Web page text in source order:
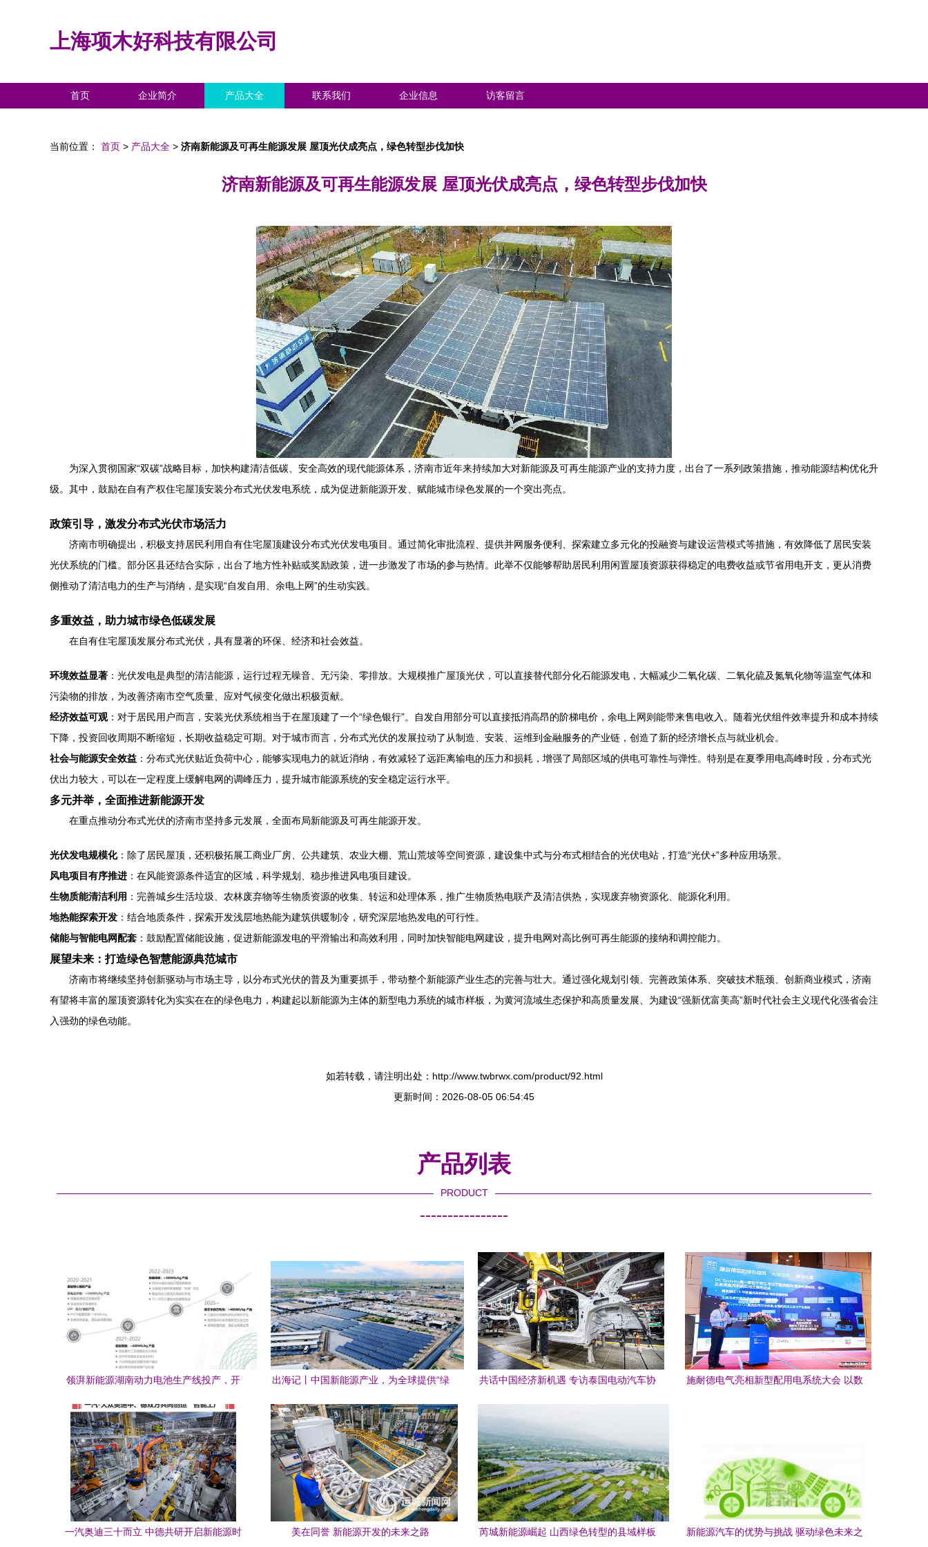
上海项木好科技有限公司
首页 企业简介 产品大全 联系我们 企业信息 访客留言
当前位置： 首页 > 产品大全 > 济南新能源及可再生能源发展 屋顶光伏成亮点，绿色转型步伐加快
济南新能源及可再生能源发展 屋顶光伏成亮点，绿色转型步伐加快
为深入贯彻国家“双碳”战略目标，加快构建清洁低碳、安全高效的现代能源体系，济南市近年来持续加大对新能源及可再生能源产业的支持力度，出台了一系列政策措施，推动能源结构优化升
级。其中，鼓励在自有产权住宅屋顶安装分布式光伏发电系统，成为促进新能源开发、赋能城市绿色发展的一个突出亮点。
政策引导，激发分布式光伏市场活力
济南市明确提出，积极支持居民利用自有住宅屋顶建设分布式光伏发电项目。通过简化审批流程、提供并网服务便利、探索建立多元化的投融资与建设运营模式等措施，有效降低了居民安装
光伏系统的门槛。部分区县还结合实际，出台了地方性补贴或奖励政策，进一步激发了市场的参与热情。此举不仅能够帮助居民利用闲置屋顶资源获得稳定的电费收益或节省用电开支，更从消费
侧推动了清洁电力的生产与消纳，是实现“自发自用、余电上网”的生动实践。
多重效益，助力城市绿色低碳发展
在自有住宅屋顶发展分布式光伏，具有显著的环保、经济和社会效益。
环境效益显著 ：光伏发电是典型的清洁能源，运行过程无噪音、无污染、零排放。大规模推广屋顶光伏，可以直接替代部分化石能源发电，大幅减少二氧化碳、二氧化硫及氮氧化物等温室气体和
污染物的排放，为改善济南市空气质量、应对气候变化做出积极贡献。
经济效益可观：对于居民用户而言，安装光伏系统相当于在屋顶建了一个“绿色银行”。自发自用部分可以直接抵消高昂的阶梯电价，余电上网则能带来售电收入。随着光伏组件效率提升和成本持续
下降，投资回收周期不断缩短，长期收益稳定可期。对于城市而言，分布式光伏的发展拉动了从制造、安装、运维到金融服务的产业链，创造了新的经济增长点与就业机会。
社会与能源安全效益 ：分布式光伏贴近负荷中心，能够实现电力的就近消纳，有效减轻了远距离输电的压力和损耗，增强了局部区域的供电可靠性与弹性。特别是在夏季用电高峰时段，分布式光
伏出力较大，可以在一定程度上缓解电网的调峰压力，提升城市能源系统的安全稳定运行水平。
多元并举，全面推进新能源开发
在重点推动分布式光伏的济南市坚持多元发展，全面布局新能源及可再生能源开发。
光伏发电规模化：除了居民屋顶，还积极拓展工商业厂房、公共建筑、农业大棚、荒山荒坡等空间资源，建设集中式与分布式相结合的光伏电站，打造“光伏+”多种应用场景。
风电项目有序推进 ：在风能资源条件适宜的区域，科学规划、稳步推进风电项目建设。
生物质能清洁利用 ：完善城乡生活垃圾、农林废弃物等生物质资源的收集、转运和处理体系，推广生物质热电联产及清洁供热，实现废弃物资源化、能源化利用。
地热能探索开发 ：结合地质条件，探索开发浅层地热能为建筑供暖制冷，研究深层地热发电的可行性。
储能与智能电网配套 ：鼓励配置储能设施，促进新能源发电的平滑输出和高效利用，同时加快智能电网建设，提升电网对高比例可再生能源的接纳和调控能力。
展望未来：打造绿色智慧能源典范城市
济南市将继续坚持创新驱动与市场主导，以分布式光伏的普及为重要抓手，带动整个新能源产业生态的完善与壮大。通过强化规划引领、完善政策体系、突破技术瓶颈、创新商业模式，济南
有望将丰富的屋顶资源转化为实实在在的绿色电力，构建起以新能源为主体的新型电力系统的城市样板，为黄河流域生态保护和高质量发展、为建设“强新优富美高”新时代社会主义现代化强省会注
入强劲的绿色动能。
如若转载，请注明出处：http://www.twbrwx.com/product/92.html
更新时间：2026-08-05 06:54:45
产品列表
PRODUCT
----------------
领湃新能源湖南动力电池生产线投产，开
出海记丨中国新能源产业，为全球提供“绿
共话中国经济新机遇 专访泰国电动汽车协
施耐德电气亮相新型配用电系统大会 以数
一汽奥迪三十而立 中德共研开启新能源时 美在同誉 新能源开发的未来之路 芮城新能源崛起 山西绿色转型的县域样板 新能源汽车的优势与挑战 驱动绿色未来之